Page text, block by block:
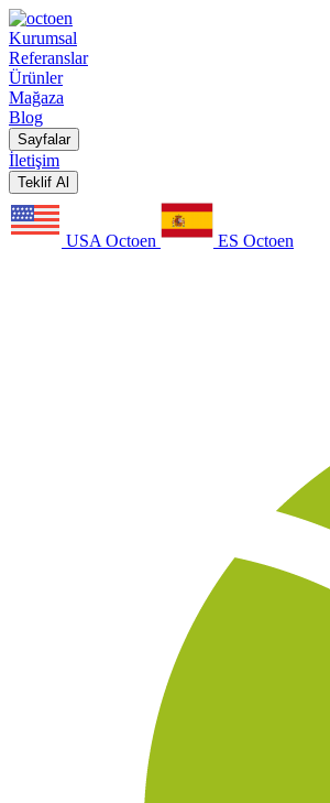
Kurumsal
Referanslar
Ürünler
Mağaza
Blog
Sayfalar
İletişim
Teklif Al
USA Octoen ES Octoen